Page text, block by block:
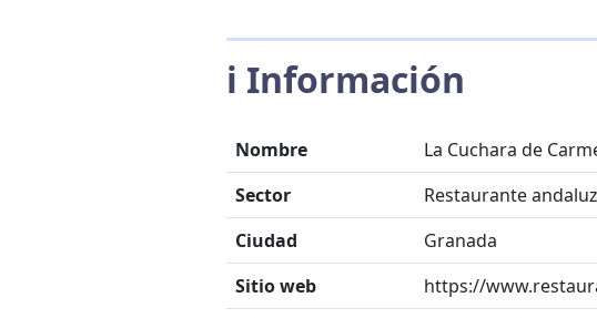
ℹ️ Información
Nombre
La Cuchara de
Sector
Restaurante andaluz
Ciudad
Granada
Sitio web
https://